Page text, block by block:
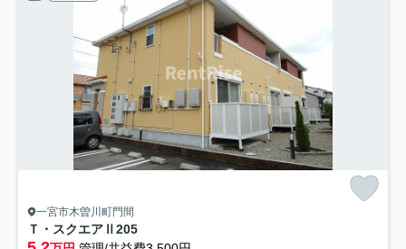
一宮市木曽川町門間
Ｔ・スクエアⅡ 205